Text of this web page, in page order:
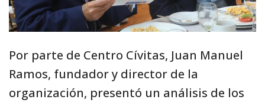
Por parte de Centro Cívitas, Juan Manuel
Ramos, fundador y director de la
organización, presentó un análisis de los